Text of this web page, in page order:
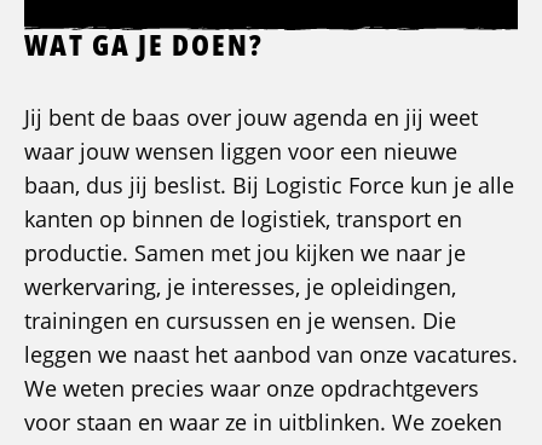
WAT GA JE DOEN?
Jij bent de baas over jouw agenda en jij weet
waar jouw wensen liggen voor een nieuwe
baan, dus jij beslist. Bij Logistic Force kun je alle
kanten op binnen de logistiek, transport en
productie. Samen met jou kijken we naar je
werkervaring, je interesses, je opleidingen,
trainingen en cursussen en je wensen. Die
leggen we naast het aanbod van onze vacatures.
We weten precies waar onze opdrachtgevers
voor staan en waar ze in uitblinken. We zoeken